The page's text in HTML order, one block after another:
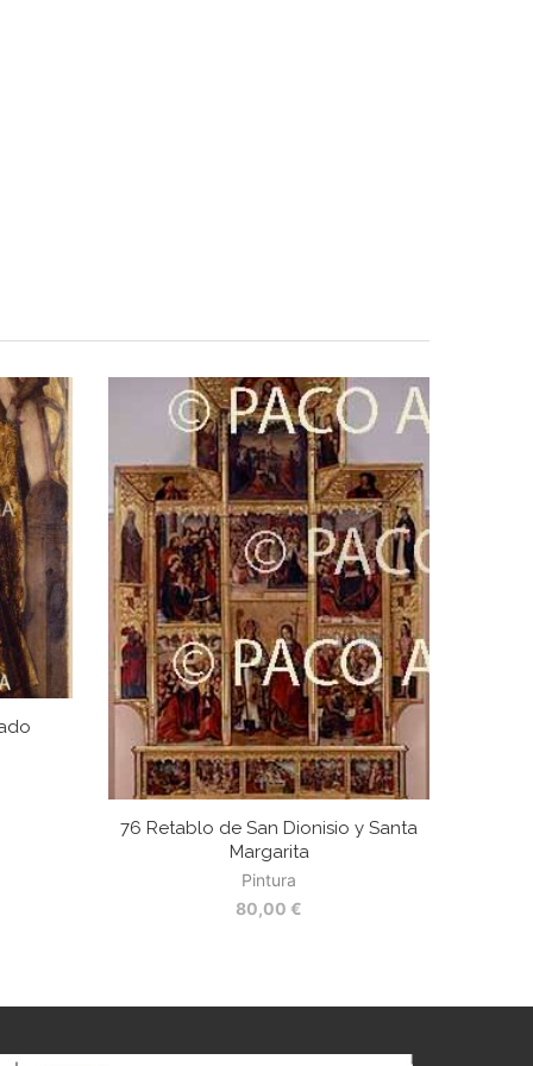
76 Retablo de San Dionisio y Santa
Margarita
Pintura
80,00 €